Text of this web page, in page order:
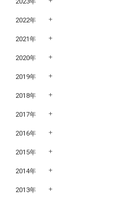
2022年
2021年
2020年
2019年
2018年
2017年
2016年
2015年
2014年
2013年